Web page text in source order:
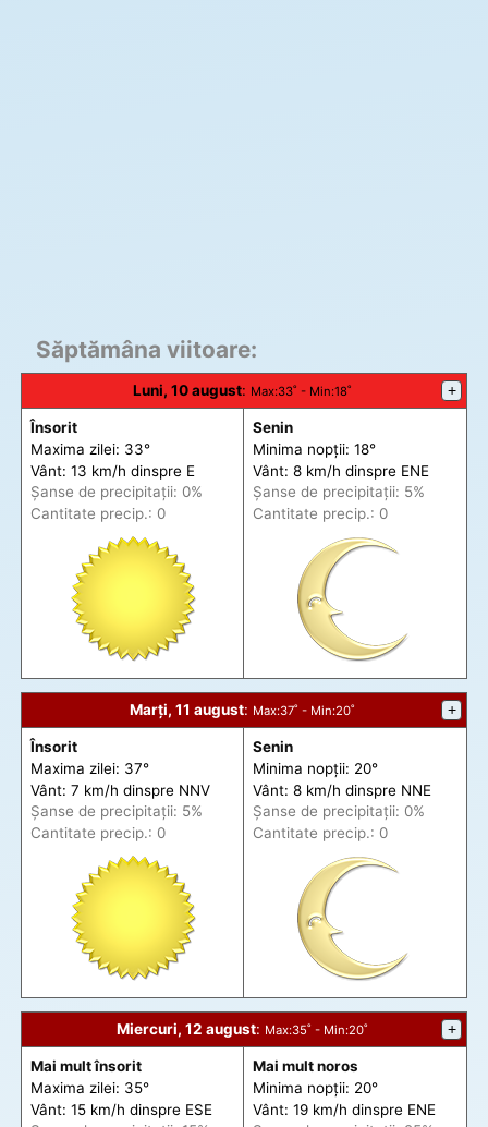
Săptămâna viitoare:
Luni, 10 august: Max:33˚ - Min:18˚ +
Însorit
Maxima zilei: 33°
Vânt: 13 km/h dinspre E
Șanse de precipitații: 0%
Cantitate precip.: 0
Senin
Minima nopții: 18°
Vânt: 8 km/h dinspre ENE
Șanse de precipitații: 5%
Cantitate precip.: 0
Marți, 11 august: Max:37˚ - Min:20˚ +
Însorit
Maxima zilei: 37°
Vânt: 7 km/h dinspre NNV
Șanse de precipitații: 5%
Cantitate precip.: 0
Senin
Minima nopții: 20°
Vânt: 8 km/h dinspre NNE
Șanse de precipitații: 0%
Cantitate precip.: 0
Miercuri, 12 august: Max:35˚ - Min:20˚ +
Mai mult însorit
Maxima zilei: 35°
Vânt: 15 km/h dinspre ESE
Mai mult noros
Minima nopții: 20°
Vânt: 19 km/h dinspre ENE